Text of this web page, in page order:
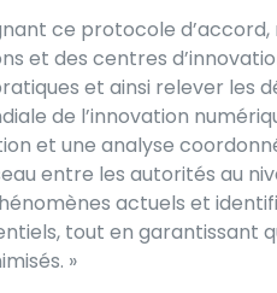
ce protocole
et des centres
et ainsi relever les
de l’innovation
et une analyse
entre les autorités au
actuels et
tout en garantissant
»